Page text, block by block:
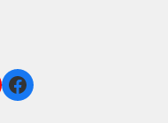
Facebook